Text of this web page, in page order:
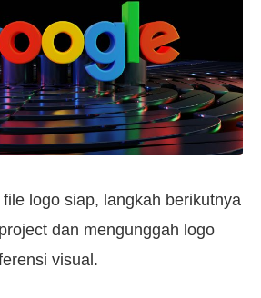
logo siap, langkah berikutnya
dan mengunggah logo
visual.